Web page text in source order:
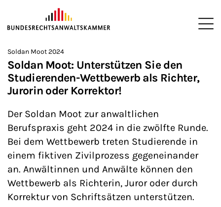
ZUM HAUPTINHALT SPRINGEN
Sie befinden sich hier:
>
Startseite
>
Newsroom
Soldan Moot 2024
Soldan Moot: Unterstützen Sie den
Studierenden-Wettbewerb als Richter,
Jurorin oder Korrektor!
Der Soldan Moot zur anwaltlichen
Berufspraxis geht 2024 in die zwölfte Runde.
Bei dem Wettbewerb treten Studierende in
einem fiktiven Zivilprozess gegeneinander
an. Anwältinnen und Anwälte können den
Wettbewerb als Richterin, Juror oder durch
Korrektur von Schriftsätzen unterstützen.